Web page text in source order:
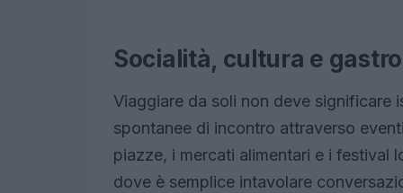
Socialità, cultura e
Viaggiare da soli non deve significare
spontanee di incontro attraverso
piazze, i mercati alimentari e i festival
dove è semplice intavolare